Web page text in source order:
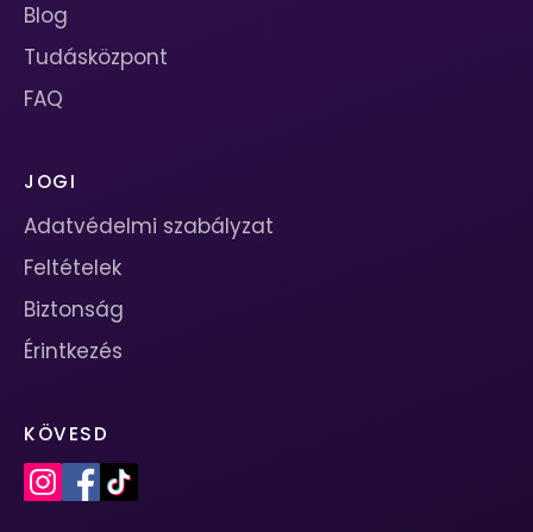
Blog
Tudásközpont
FAQ
JOGI
Adatvédelmi szabályzat
Feltételek
Biztonság
Érintkezés
KÖVESD